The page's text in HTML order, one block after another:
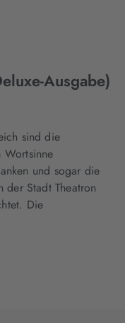
Ausgabe)
sind die
Wortsinne
und sogar die
der Stadt Theatron
Die